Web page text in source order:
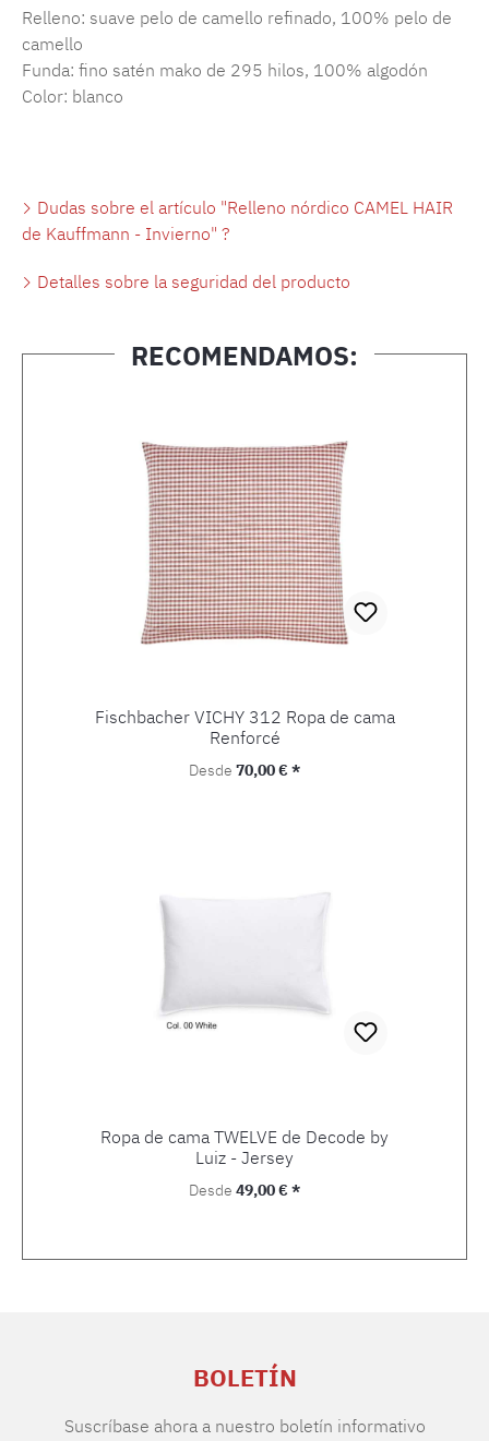
Relleno: suave pelo de camello refinado, 100% pelo de
camello
Funda: fino satén mako de 295 hilos, 100% algodón
Color: blanco
Dudas sobre el artículo "Relleno nórdico CAMEL HAIR
de Kauffmann - Invierno" ?
Detalles sobre la seguridad del producto
RECOMENDAMOS:
Fischbacher VICHY 312 Ropa de cama
Renforcé
Precio normal:
Desde 70,00 € *
Ropa de cama TWELVE de Decode by
Luiz - Jersey
Precio normal:
Desde 49,00 € *
BOLETÍN
Suscríbase ahora a nuestro boletín informativo